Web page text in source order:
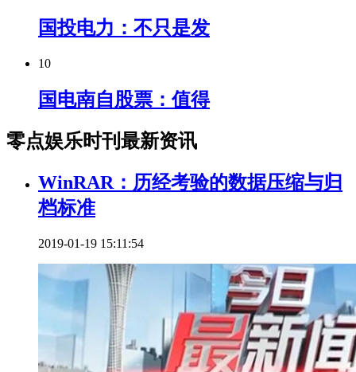
国投电力：不只是发
10
国电南自股票：值得
零点娱乐时刊最新资讯
WinRAR：历经考验的数据压缩与归
档标准
2019-01-19 15:11:54